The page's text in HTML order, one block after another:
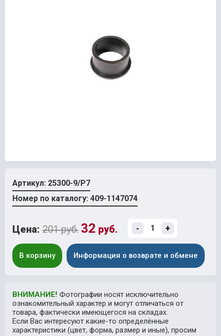
Артикул: 25300-9/Р7
Номер по каталогу: 409-1147074
Цена: 201 руб. 32 руб. - +
В корзину Информация о возврате и обмене
ВНИМАНИЕ! Фотографии носят исключительно
ознакомительный характер и могут отличаться от
товара, фактически имеющегося на складах.
Если Вас интересуют какие-то определённые
характеристики (цвет, форма, размер и иные), просим